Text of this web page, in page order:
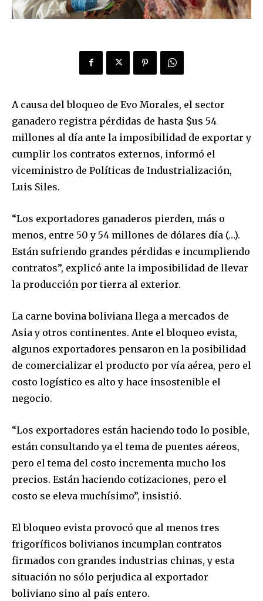
A causa del bloqueo de Evo Morales, el sector
ganadero registra pérdidas de hasta $us 54
millones al día ante la imposibilidad de exportar y
cumplir los contratos externos, informó el
viceministro de Políticas de Industrialización,
Luis Siles.
“Los exportadores ganaderos pierden, más o
menos, entre 50 y 54 millones de dólares día (…).
Están sufriendo grandes pérdidas e incumpliendo
contratos”, explicó ante la imposibilidad de llevar
la producción por tierra al exterior.
La carne bovina boliviana llega a mercados de
Asia y otros continentes. Ante el bloqueo evista,
algunos exportadores pensaron en la posibilidad
de comercializar el producto por vía aérea, pero el
costo logístico es alto y hace insostenible el
negocio.
“Los exportadores están haciendo todo lo posible,
están consultando ya el tema de puentes aéreos,
pero el tema del costo incrementa mucho los
precios. Están haciendo cotizaciones, pero el
costo se eleva muchísimo”, insistió.
El bloqueo evista provocó que al menos tres
frigoríficos bolivianos incumplan contratos
firmados con grandes industrias chinas, y esta
situación no sólo perjudica al exportador
boliviano sino al país entero.